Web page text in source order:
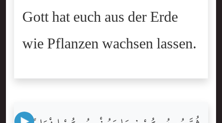
Gott hat euch aus der Erde
wie Pflanzen wachsen lassen.